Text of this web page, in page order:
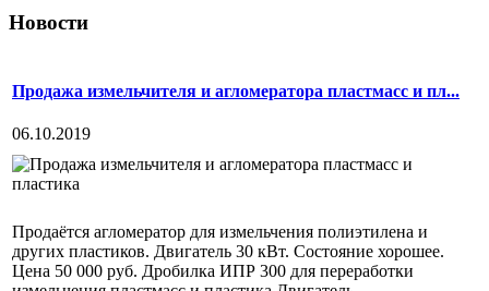
Новости
Продажа измельчителя и агломератора пластмасс и пл...
06.10.2019
Продаётся агломератор для измельчения полиэтилена и
других пластиков. Двигатель 30 кВт. Состояние хорошее.
Цена 50 000 руб. Дробилка ИПР 300 для переработки